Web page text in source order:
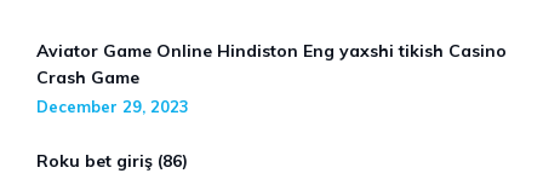
Aviator Game Online Hindiston Eng yaxshi tikish Casino
Crash Game
December 29, 2023
Roku bet giriş (86)